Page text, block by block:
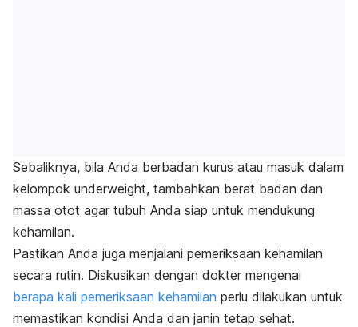
Sebaliknya, bila Anda berbadan kurus atau masuk dalam
kelompok underweight, tambahkan berat badan dan
massa otot agar tubuh Anda siap untuk mendukung
kehamilan.
Pastikan Anda juga menjalani pemeriksaan kehamilan
secara rutin. Diskusikan dengan dokter mengenai
berapa kali pemeriksaan kehamilan perlu dilakukan untuk
memastikan kondisi Anda dan janin tetap sehat.